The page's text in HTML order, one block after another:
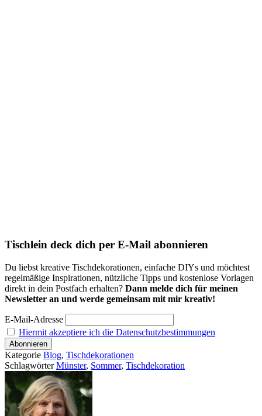
Tischlein deck dich per E-Mail abonnieren
Du liebst kreative Tischdekorationen, einfache DIYs und möchtest
regelmäßige Inspirationen, nützliche Tipps und kostenlose Vorlagen
direkt in dein Postfach erhalten? Dann melde dich für meinen
Newsletter an und werde gemeinsam mit mir kreativ!
E-Mail-Adresse
Hiermit akzeptiere ich die Datenschutzbestimmungen
Kategorie Blog, Tischdekorationen
SchlagwörterMünster, Sommer, Tischdekoration